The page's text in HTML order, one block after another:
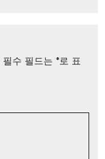
필수 필드는 *로 표